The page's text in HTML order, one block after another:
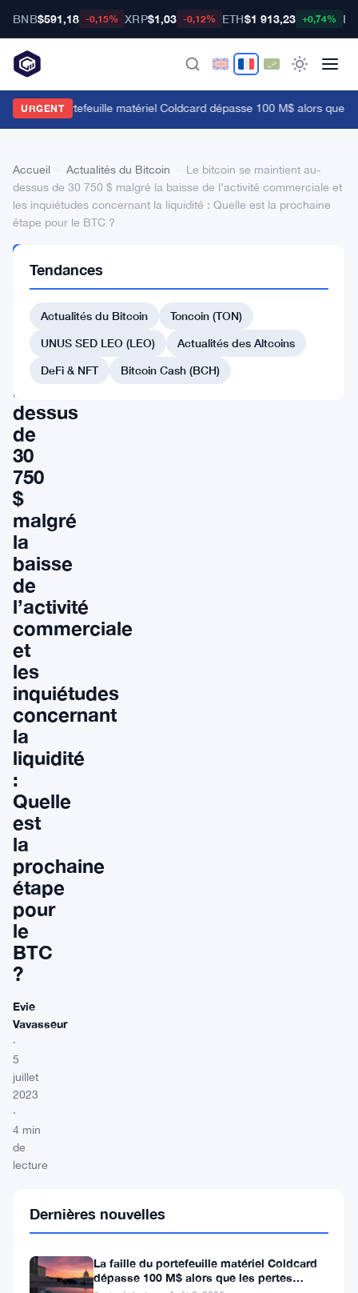
BNB$591,18 -0,15% XRP$1,03 -0,12% ETH$1 913,23 +0,74%
URGENT
faille du portefeuille matériel Coldcard dépasse 100 M$ alors que
Accueil Actualités du Bitcoin
Le bitcoin se maintient au-
dessus de 30 750 $ malgré la baisse de l’activité commerciale et
les inquiétudes concernant la liquidité : Quelle est la prochaine
étape pour le BTC ?
DU BITCOIN
bitcoin
maintient
au-
dessus
de
30
750
$
malgré
la
baisse
de
l’activité
commerciale
et
les
inquiétudes
concernant
la
liquidité
:
Quelle
est
la
prochaine
étape
pour
le
BTC
?
Evie
Vavasseur
·
5
juillet
2023
·
4 min
de
lecture
Partager
Tendances
Actualités du Bitcoin
Toncoin (TON)
UNUS SED LEO (LEO)
Actualités des Altcoins
DeFi & NFT
Bitcoin Cash (BCH)
Dernières nouvelles
La faille du portefeuille matériel Coldcard
dépasse 100 M$ alors que les pertes